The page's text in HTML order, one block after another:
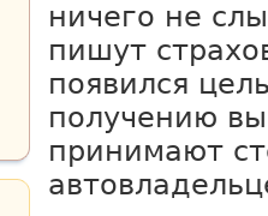
ничего не
пишут
появился
получению
принимают